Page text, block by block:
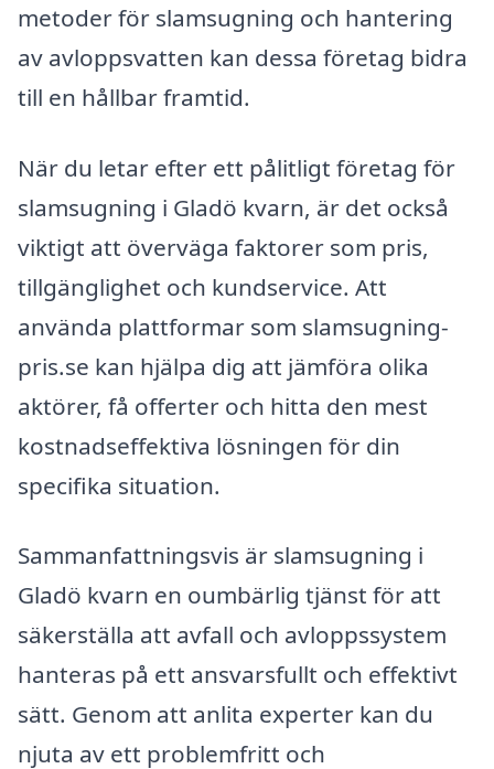
metoder för slamsugning och hantering
av avloppsvatten kan dessa företag bidra
till en hållbar framtid.
När du letar efter ett pålitligt företag för
slamsugning i Gladö kvarn, är det också
viktigt att överväga faktorer som pris,
tillgänglighet och kundservice. Att
använda plattformar som slamsugning-
pris.se kan hjälpa dig att jämföra olika
aktörer, få offerter och hitta den mest
kostnadseffektiva lösningen för din
specifika situation.
Sammanfattningsvis är slamsugning i
Gladö kvarn en oumbärlig tjänst för att
säkerställa att avfall och avloppssystem
hanteras på ett ansvarsfullt och effektivt
sätt. Genom att anlita experter kan du
njuta av ett problemfritt och